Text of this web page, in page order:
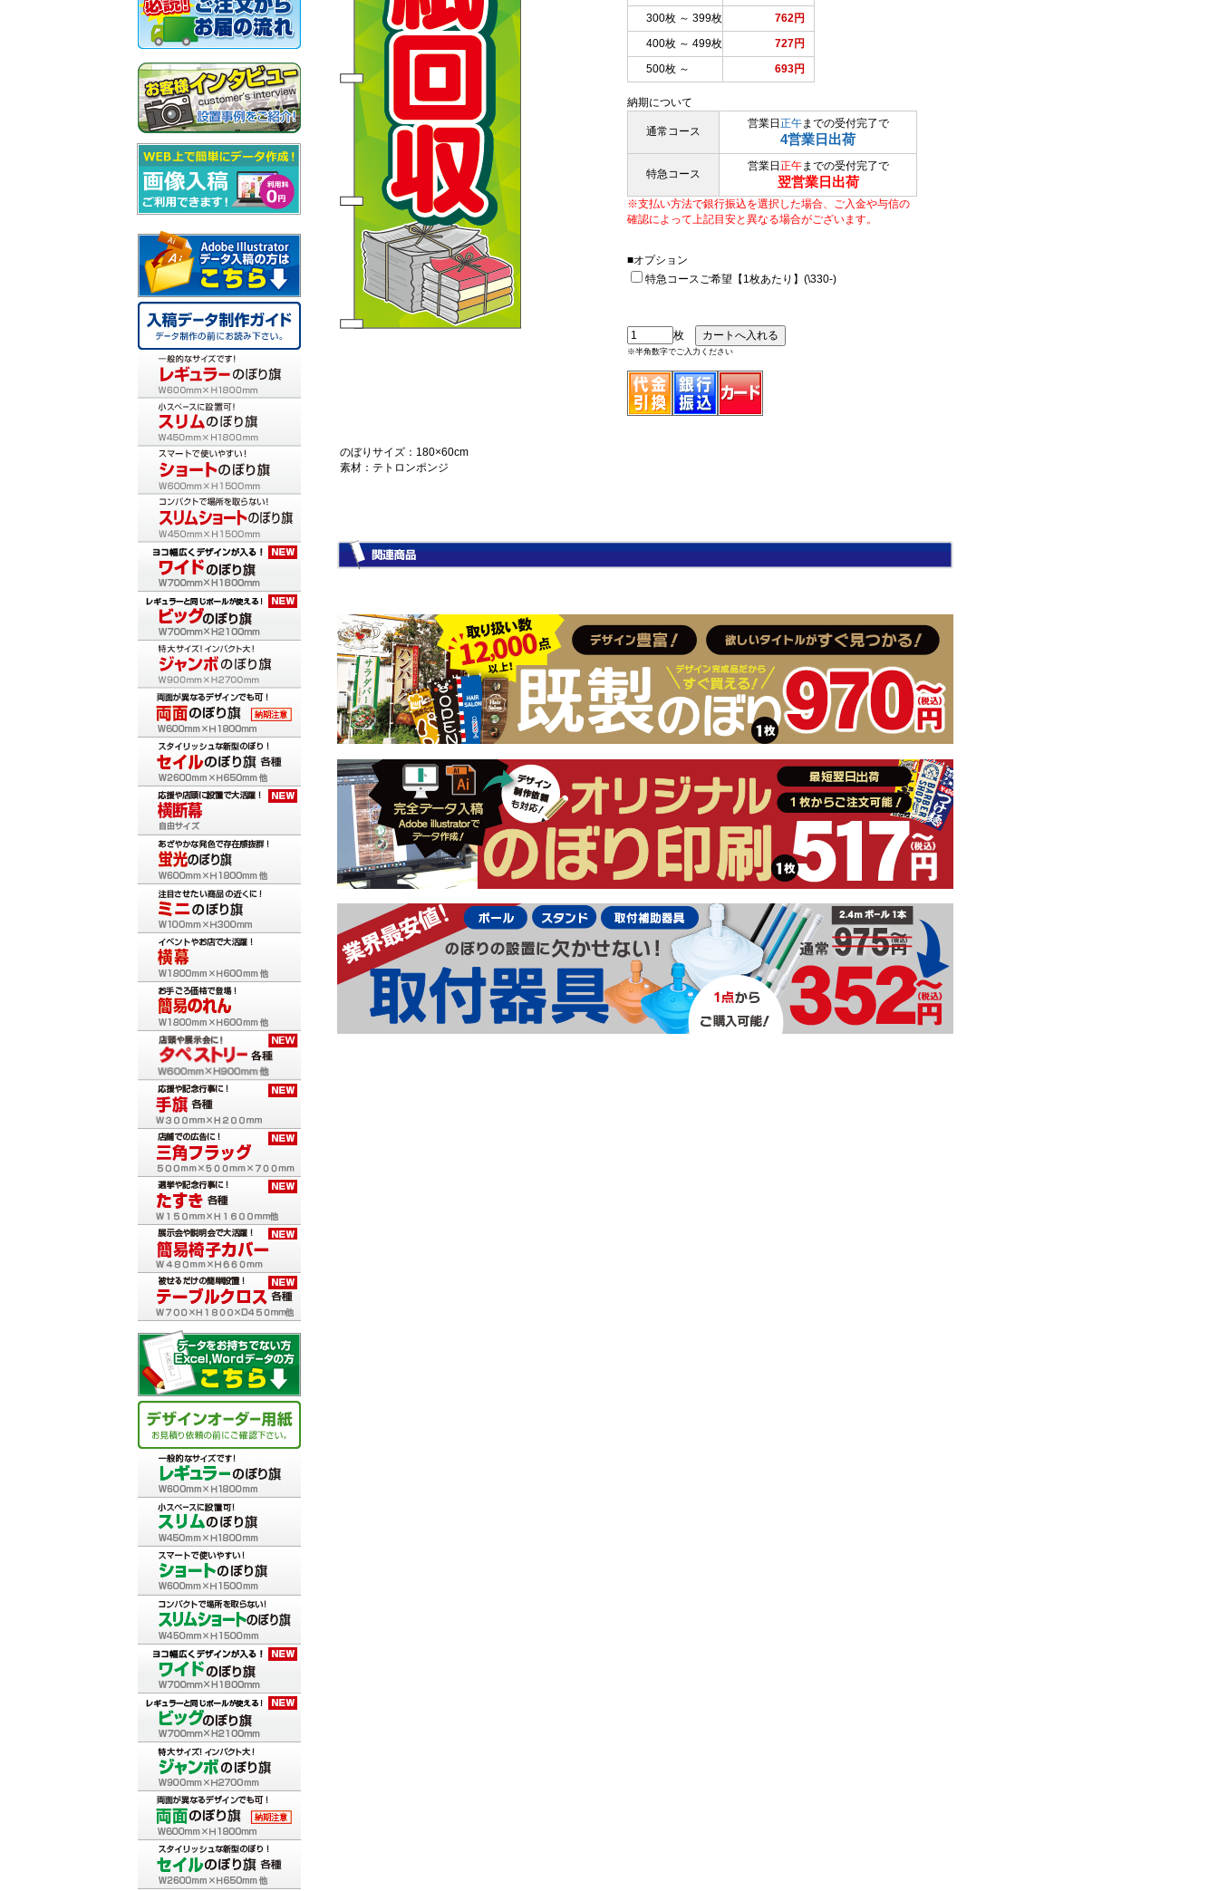
300枚 ～ 399枚
762円
400枚 ～ 499枚
727円
500枚 ～
693円
納期について
通常コース
営業日 正午までの受付完了で
4営業日出荷
特急コース
営業日 正午までの受付完了で
翌営業日出荷
※支払い方法で銀行振込を選択した場合、ご入金や与信の
確認によって上記目安と異なる場合がございます。
■オプション
特急コースご希望【1枚あたり】(\330-)
枚
※半角数字でご入力ください
のぼりサイズ：180×60cm
素材：テトロンポンジ